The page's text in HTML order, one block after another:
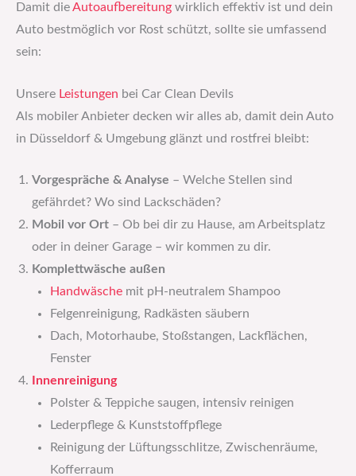
Damit die Autoaufbereitung wirklich effektiv ist und dein
Auto bestmöglich vor Rost schützt, sollte sie umfassend
sein:
Unsere Leistungen bei Car Clean Devils
Als mobiler Anbieter decken wir alles ab, damit dein Auto
in Düsseldorf & Umgebung glänzt und rostfrei bleibt:
Vorgespräche & Analyse – Welche Stellen sind
gefährdet? Wo sind Lackschäden?
Mobil vor Ort – Ob bei dir zu Hause, am Arbeitsplatz
oder in deiner Garage – wir kommen zu dir.
Komplettwäsche außen
Handwäsche mit pH-neutralem Shampoo
Felgenreinigung, Radkästen säubern
Dach, Motorhaube, Stoßstangen, Lackflächen,
Fenster
Innenreinigung
Polster & Teppiche saugen, intensiv reinigen
Lederpflege & Kunststoffpflege
Reinigung der Lüftungsschlitze, Zwischenräume,
Kofferraum